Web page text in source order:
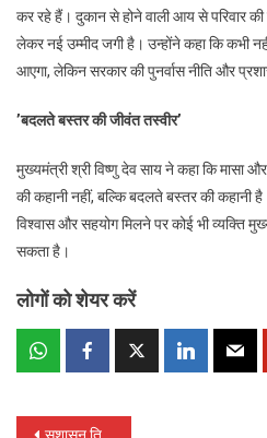
कर रहे हैं। दुकान से होने वाली आय से परिवार
लेकर नई उम्मीद जगी है। उन्होंने कहा कि कभी
आएगा, लेकिन सरकार की पुनर्वास नीति और
’बदलते बस्तर की जीवंत तस्वीर’
मुख्यमंत्री श्री विष्णु देव साय ने कहा कि मासा
की कहानी नहीं, बल्कि बदलते बस्तर की कहानी
विश्वास और सहयोग मिलने पर कोई भी व्यक्ति
सकता है।
लोगों को शेयर करें